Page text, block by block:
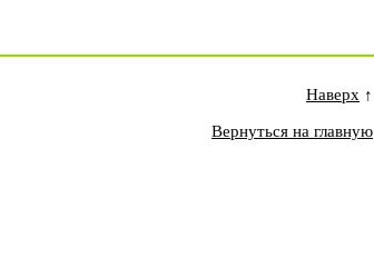
Наверх ↑
Вернуться на главную